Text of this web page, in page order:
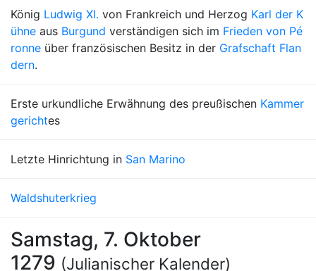
König Ludwig XI. von Frankreich und Herzog Karl der K
ühne aus Burgund verständigen sich im Frieden von Pé
ronne über französischen Besitz in der Grafschaft Flan
dern.
Erste urkundliche Erwähnung des preußischen Kammer
gerichtes
Letzte Hinrichtung in San Marino
Waldshuterkrieg
Samstag, 7. Oktober
1279 (Julianischer Kalender)